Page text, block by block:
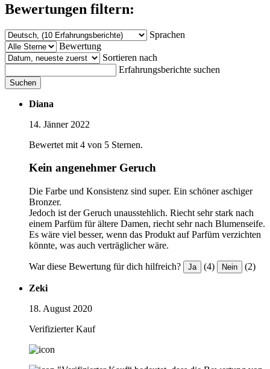
Bewertungen filtern:
Sprachen
Bewertung
Sortieren nach
Erfahrungsberichte suchen
Suchen
Diana
14. Jänner 2022
Bewertet mit 4 von 5 Sternen.
Kein angenehmer Geruch
Die Farbe und Konsistenz sind super. Ein schöner aschiger
Bronzer.
Jedoch ist der Geruch unausstehlich. Riecht sehr stark nach
einem Parfüm für ältere Damen, riecht sehr nach Blumenseife.
Es wäre viel besser, wenn das Produkt auf Parfüm verzichten
könnte, was auch verträglicher wäre.
War diese Bewertung für dich hilfreich? Ja (4) Nein (2)
Zeki
18. August 2020
Verifizierter Kauf